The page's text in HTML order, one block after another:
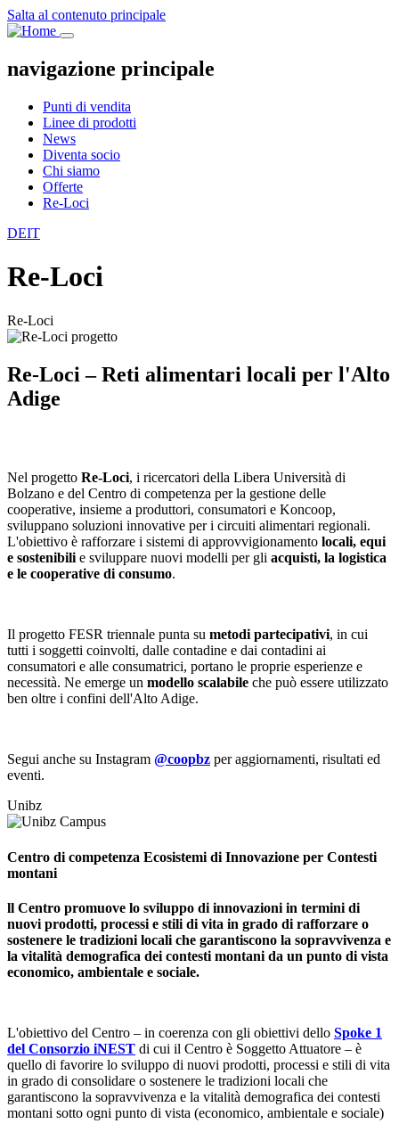
Salta al contenuto principale
navigazione principale
Punti di vendita
Linee di prodotti
News
Diventa socio
Chi siamo
Offerte
Re-Loci
DEIT
Re-Loci
Re-Loci
Re-Loci – Reti alimentari locali per l'Alto
Adige
Nel progetto Re-Loci, i ricercatori della Libera Università di
Bolzano e del Centro di competenza per la gestione delle
cooperative, insieme a produttori, consumatori e Koncoop,
sviluppano soluzioni innovative per i circuiti alimentari regionali.
L'obiettivo è rafforzare i sistemi di approvvigionamento locali, equi
e sostenibilie sviluppare nuovi modelli per gli acquisti, la logistica
e le cooperative di consumo.
Il progetto FESR triennale punta su metodi partecipativi, in cui
tutti i soggetti coinvolti, dalle contadine e dai contadini ai
consumatori e alle consumatrici, portano le proprie esperienze e
necessità. Ne emerge un modello scalabile che può essere utilizzato
ben oltre i confini dell'Alto Adige.
Segui anche su Instagram @coopbz per aggiornamenti, risultati ed
eventi.
Unibz
Centro di competenza Ecosistemi di Innovazione per Contesti
montani
ll Centro promuove lo sviluppo di innovazioni in termini di
nuovi prodotti, processi e stili di vita in grado di rafforzare o
sostenere le tradizioni locali che garantiscono la sopravvivenza e
la vitalità demografica dei contesti montani da un punto di vista
economico, ambientale e sociale.
L'obiettivo del Centro – in coerenza con gli obiettivi dello Spoke 1
del Consorzio iNEST di cui il Centro è Soggetto Attuatore – è
quello di favorire lo sviluppo di nuovi prodotti, processi e stili di vita
in grado di consolidare o sostenere le tradizioni locali che
garantiscono la sopravvivenza e la vitalità demografica dei contesti
montani sotto ogni punto di vista (economico, ambientale e sociale)